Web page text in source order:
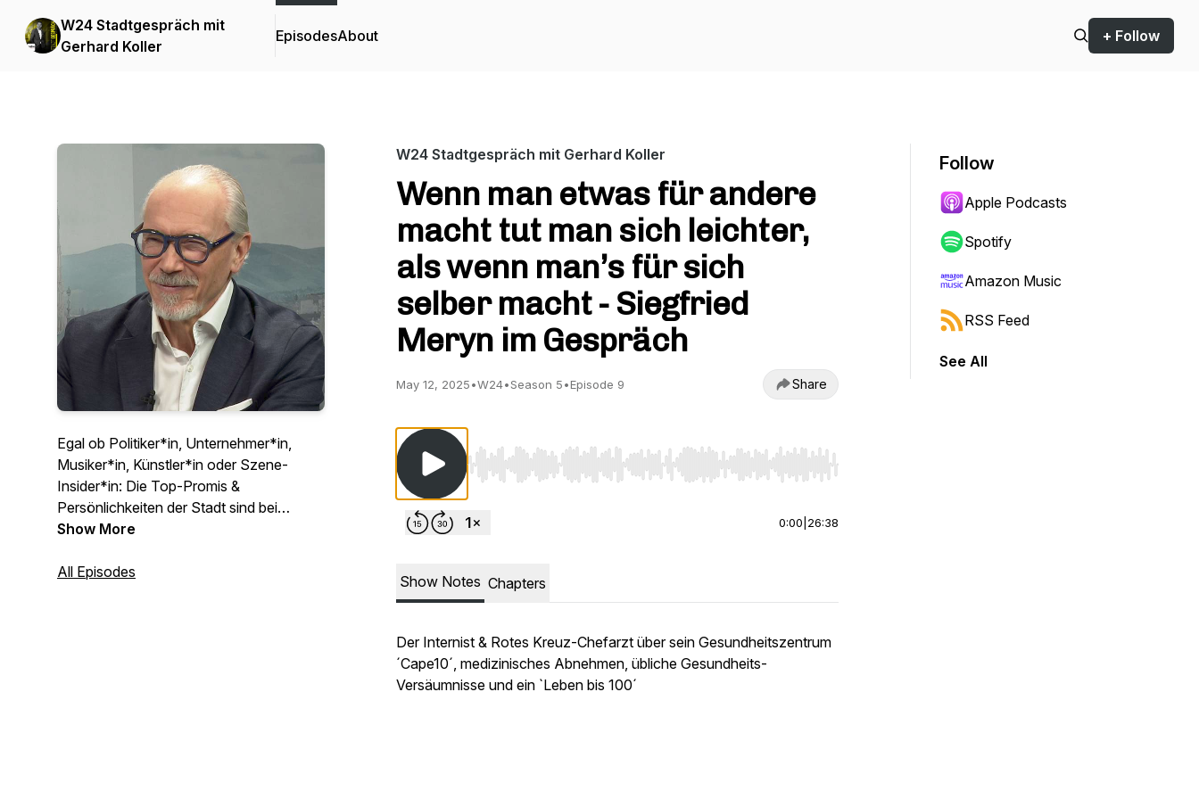
W24 Stadtgespräch mit
Gerhard Koller
EpisodesAbout + Follow
Egal ob Politiker*in, Unternehmer*in,
Musiker*in, Künstler*in oder Szene-
Insider*in: Die Top-Promis &
Persönlichkeiten der Stadt sind bei
Gerhard Koller im W24 "Stadtgespräch"
beruflichen und privaten
Show More
All Episodes
W24 Stadtgespräch mit Gerhard Koller
Wenn man etwas für andere
macht tut man sich leichter,
als wenn man’s für sich
selber macht - Siegfried
Meryn im Gespräch
May 12, 2025•W24•Season 5•Episode 9 Share
Use Left/Right to seek, Home/End to jump to start or end. Hold shift to jump forward or backward.
0:00 26:38
Show Notes Chapters
Der Internist & Rotes Kreuz-Chefarzt über sein Gesundheitszentrum
´Cape10´, medizinisches Abnehmen, übliche Gesundheits-
Versäumnisse und ein `Leben bis 100´
Follow
Apple Podcasts
Spotify
Amazon Music
RSS Feed
See All